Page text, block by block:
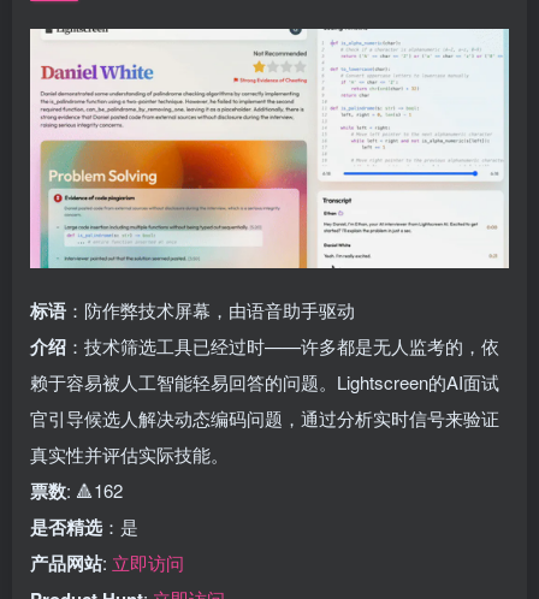
标语 ：防作弊技术屏幕，由语音助手驱动
介绍 ：技术筛选工具已经过时——许多都是无人监考的，依
赖于容易被人工智能轻易回答的问题。Lightscreen的AI面试
官引导候选人解决动态编码问题，通过分析实时信号来验证
真实性并评估实际技能。
票数: 🔺162
是否精选 ：是
产品网站: 立即访问